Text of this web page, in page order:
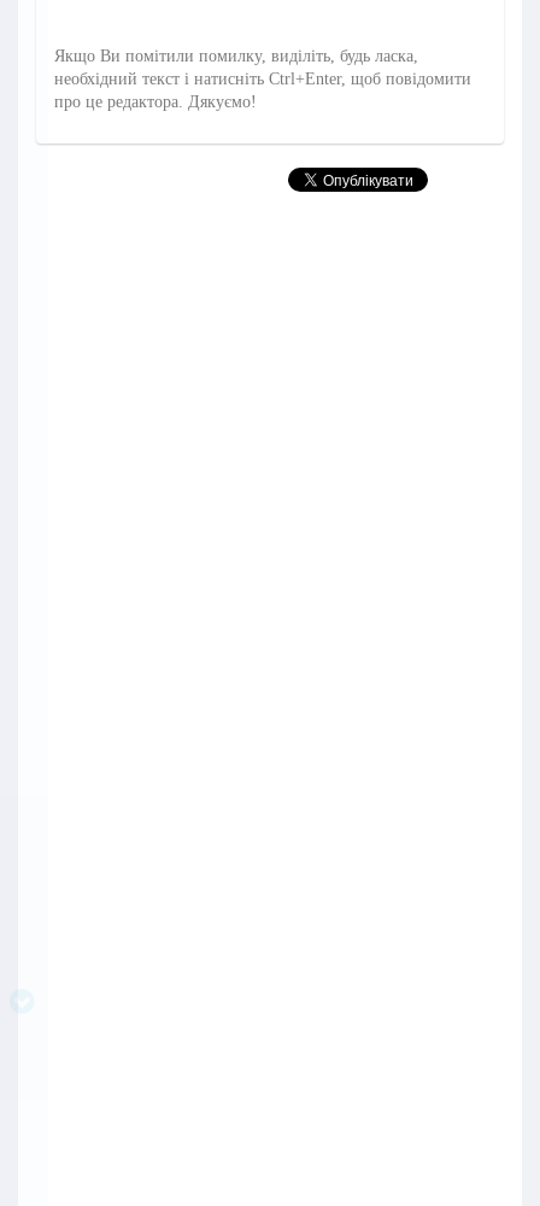
Якщо Ви помітили помилку, виділіть, будь ласка,
необхідний текст і натисніть Ctrl+Enter, щоб повідомити
про це редактора. Дякуємо!